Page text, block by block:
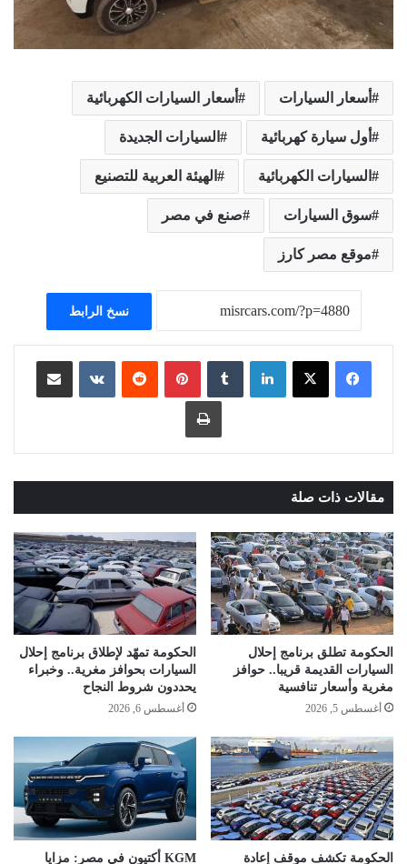
أسعار السيارات أسعار السيارات الكهربائية
أول سيارة كهربائية السيارات الجديدة
السيارات الكهربائية الهيئة العربية للتصنيع
سوق السيارات صنع في مصر
موقع مصر كارز
نسخ الرابط
لينكدإن ‏Tumblr بينتيريست
‏Reddit
‏VKontakte مشاركة عبر البريد
طباعة
مقالات ذات صلة
الحكومة تطلق برنامج إحلال
السيارات القديمة قريبا.. حوافز
مغرية وأسعار تنافسية
أغسطس 5, 2026
الحكومة تمهّد لإطلاق برنامج إحلال
السيارات بحوافز مغرية.. وخبراء
يحددون شروط النجاح
أغسطس 6, 2026
الحكومة تكشف موقف إعادة KGM أكتيون في مصر: مزايا